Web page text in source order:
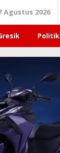
Agustus 2026
Politik